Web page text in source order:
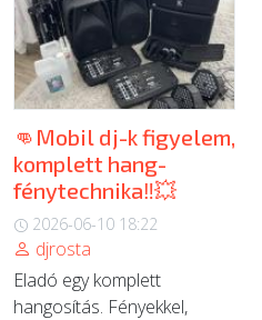
👊Mobil dj-k figyelem,
komplett hang-
fénytechnika‼️💥
2026-06-10 18:22
djrosta
Eladó egy komplett
hangosítás. Fényekkel,